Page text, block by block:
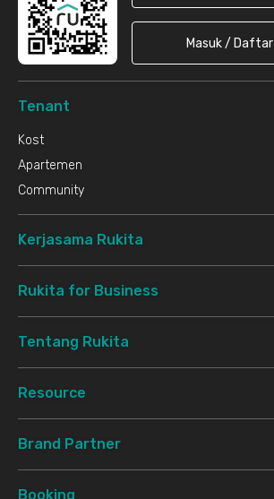
Masuk / Daftar
Tenant
Kost
Apartemen
Community
Kerjasama Rukita
Rukita for Business
Tentang Rukita
Resource
Brand Partner
Booking